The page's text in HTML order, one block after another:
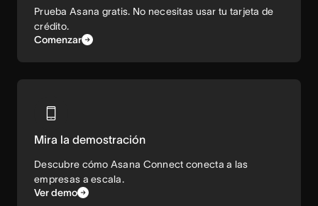
Prueba Asana gratis. No necesitas usar tu tarjeta de
crédito.
Comenzar
Mira la demostración
Descubre cómo Asana Connect conecta a las
empresas a escala.
Ver demo